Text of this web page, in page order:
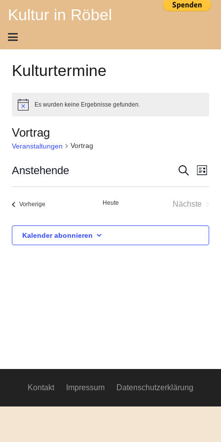
Kultur in Röbel
Kulturtermine
HinweisEs wurden keine Ergebnisse gefunden.
Vortrag
Veranstaltungen Vortrag
Suche
und
Suche
Liste
Anstehende
Datum
Vorherige Heute
Nächste
Kalender abonnieren
Kontakt Impressum Datenschutzerklärung